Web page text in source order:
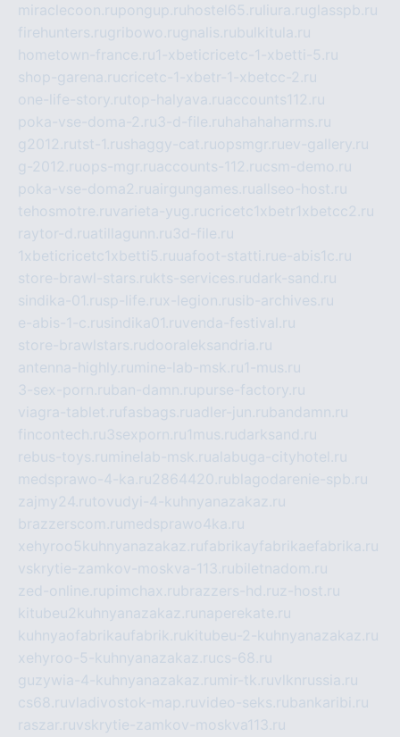
miraclecoon.rupongup.ru hostel65.ru liura.ruglasspb.ru
firehunters.rugribowo.rugnalis.rubulkitula.ru
hometown-france.ru1-xbeticricetc-1-xbetti-5.ru
shop-garena.rucricetc-1-xbetr-1-xbetcc-2.ru
one-life-story.rutop-halyava.ruaccounts112.ru
poka-vse-doma-2.ru3-d-file.ru hahahaharms.ru
g2012.rutst-1.rushaggy-cat.ruopsmgr.ruev-gallery.ru
g-2012.ruops-mgr.ruaccounts-112.rucsm-demo.ru
poka-vse-doma2.ruairgungames.ruallseo-host.ru
tehosmotre.ruvarieta-yug.rucricetc1xbetr1xbetcc2.ru
raytor-d.ruatillagunn.ru3d-file.ru
1xbeticricetc1xbetti5.ruuafoot-statti.rue-abis1c.ru
store-brawl-stars.rukts-services.rudark-sand.ru
sindika-01.rusp-life.rux-legion.rusib-archives.ru
e-abis-1-c.rusindika01.ruvenda-festival.ru
store-brawlstars.rudooraleksandria.ru
antenna-highly.ru mine-lab-msk.ru1-mus.ru
3-sex-porn.ruban-damn.rupurse-factory.ru
viagra-tablet.rufasbags.ruadler-jun.rubandamn.ru
fincontech.ru3sexporn.ru1mus.rudarksand.ru
rebus-toys.ru minelab-msk.rualabuga-cityhotel.ru
medsprawo-4-ka.ru2864420.rublagodarenie-spb.ru
zajmy24.rutovudyi-4-kuhnyanazakaz.ru
brazzerscom.ru medsprawo4ka.ru
xehyroo5kuhnyanazakaz.rufabrikayfabrikaefabrika.ru
vskrytie-zamkov-moskva-113.rubiletnadom.ru
zed-online.rupimchax.rubrazzers-hd.ruz-host.ru
kitubeu2kuhnyanazakaz.ru naperekate.ru
kuhnyaofabrikaufabrik.rukitubeu-2-kuhnyanazakaz.ru
xehyroo-5-kuhnyanazakaz.rucs-68.ru
guzywia-4-kuhnyanazakaz.ru mir-tk.ruvlknrussia.ru
cs68.ruvladivostok-map.ruvideo-seks.rubankaribi.ru
raszar.ruvskrytie-zamkov-moskva113.ru